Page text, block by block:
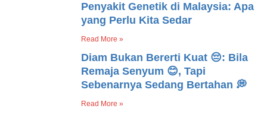
Penyakit Genetik di Malaysia: Apa
yang Perlu Kita Sedar
Read More »
Diam Bukan Bererti Kuat 😔: Bila
Remaja Senyum 😊, Tapi
Sebenarnya Sedang Bertahan 💭
Read More »